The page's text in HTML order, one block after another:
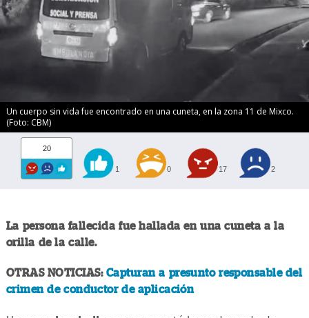
Un cuerpo sin vida fue encontrado en una cuneta, en la zona 11 de Mixco.
(Foto: CBM)
20
1 0 17 2
La persona fallecida fue hallada en una cuneta a la
orilla de la calle.
OTRAS NOTICIAS: Capturan a presunto responsable del
crimen de conductor de aplicación